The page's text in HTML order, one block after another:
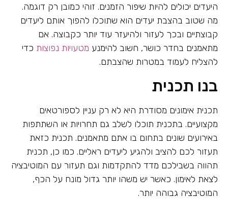
היעדים יכולים להיות שיפור הזמנים. זוהי כמובן רק דוגמה.
מה שטוב בהצבת יעדים הוא שתוכלו להפוך אותם ליעדים
קבוצתיים ובכך לעזור ולהיעזר עוד יותר כקבוצה. אם
מתאמנים בחדר כושר, חשוב להימנע מטעויות נפוצות כדי
להצליח לעמוד במטרות שהצבתם.
בנו תכנית
תכנית אימונים מסודרת היא לא רק עניין לספורטאים
מקצועיים. בתכנית תוכלו לשלב גם תחרויות או השתתפות
באירועים שונים בתחום בו אתם מתאמנים. תכנית כזאת
תעזור לכם להציב ולהגיע ליעדים ראליים. כמו כן, תכנית
תהווה בשבילכם מדד להתקדמות וגם תעזור עם המוטיבציה
לצאת לאימון. כאשר יש משהו יותר גדול מונח על הכף,
המוטיבציה גבוהה יותר.